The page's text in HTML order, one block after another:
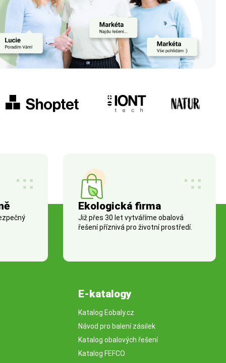
Ekologická firma
Již přes 30 let vytváříme obalová
řešení příznivá pro životní prostředí.
E-katalogy
Katalog Eobaly.cz
Návod pro balení zásilek
Katalog obalových řešení
Katalog FEFCO